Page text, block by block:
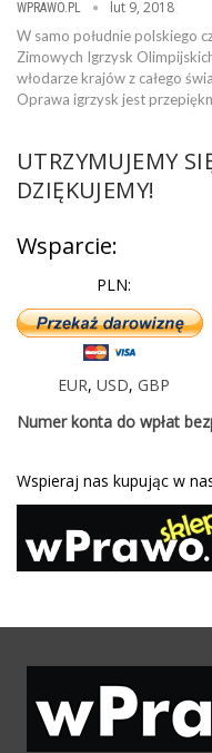
WPRAWO.PL lut 9, 2018
W samo południe polskiego
Zimowych Igrzysk
włodarze krajów z całego
Oprawa igrzysk jest
UTRZYMUJEMY
DZIĘKUJEMY!
Wsparcie:
PLN:
EUR, USD, GBP
Numer konta do wpłat
Wspieraj nas kupując w